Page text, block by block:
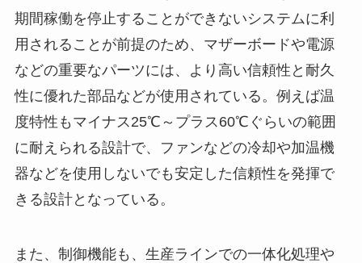
期間稼働を停止することができないシステムに利
用されることが前提のため、マザーボードや電源
などの重要なパーツには、より高い信頼性と耐久
性に優れた部品などが使用されている。例えば温
度特性もマイナス25℃～プラス60℃ぐらいの範囲
に耐えられる設計で、ファンなどの冷却や加温機
器などを使用しないでも安定した信頼性を発揮で
きる設計となっている。
また、制御機能も、生産ラインでの一体化処理や